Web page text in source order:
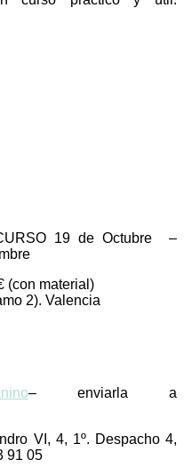
19 de Octubre –
(con material)
2). Valencia
– enviarla a
VI, 4, 1º. Despacho 4,
91 05